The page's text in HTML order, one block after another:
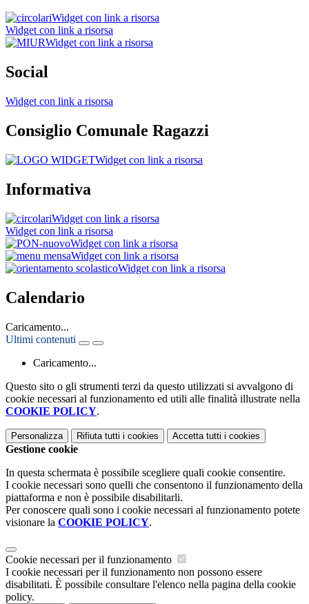
Widget con link a risorsa
Widget con link a risorsa
Widget con link a risorsa
Social
Widget con link a risorsa
Consiglio Comunale Ragazzi
Widget con link a risorsa
Informativa
Widget con link a risorsa
Widget con link a risorsa
Widget con link a risorsa
Widget con link a risorsa
Widget con link a risorsa
Calendario
Caricamento...
Ultimi contenuti
Caricamento...
Questo sito o gli strumenti terzi da questo utilizzati si avvalgono di
cookie necessari al funzionamento ed utili alle finalità illustrate nella
COOKIE POLICY.
Personalizza Rifiuta tutti i cookies Accetta tutti i cookies
Gestione cookie
In questa schermata è possibile scegliere quali cookie consentire.
I cookie necessari sono quelli che consentono il funzionamento della
piattaforma e non è possibile disabilitarli.
Per conoscere quali sono i cookie necessari al funzionamento potete
visionare la COOKIE POLICY.
Cookie necessari per il funzionamento
I cookie necessari per il funzionamento non possono essere
disabilitati. È possibile consultare l'elenco nella pagina della cookie
policy.